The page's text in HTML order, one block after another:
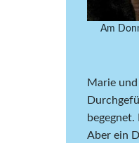
Am
Marie
Aber ein